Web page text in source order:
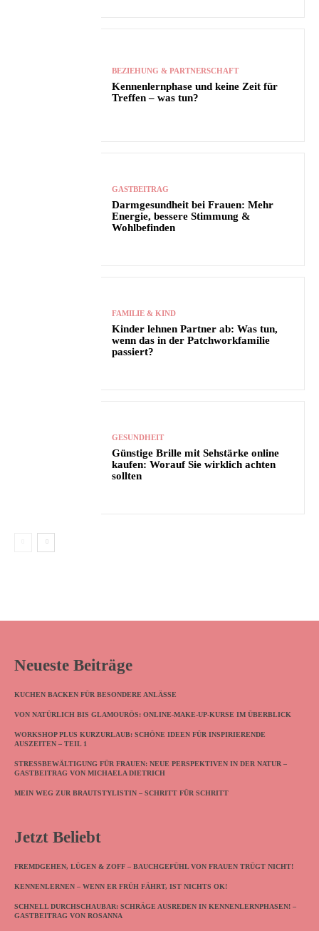
BEZIEHUNG & PARTNERSCHAFT
Kennenlernphase und keine Zeit für
Treffen – was tun?
GASTBEITRAG
Darmgesundheit bei Frauen: Mehr
Energie, bessere Stimmung &
Wohlbefinden
FAMILIE & KIND
Kinder lehnen Partner ab: Was tun,
wenn das in der Patchworkfamilie
passiert?
GESUNDHEIT
Günstige Brille mit Sehstärke online
kaufen: Worauf Sie wirklich achten
sollten
Neueste Beiträge
KUCHEN BACKEN FÜR BESONDERE ANLÄSSE
VON NATÜRLICH BIS GLAMOURÖS: ONLINE-MAKE-UP-KURSE IM ÜBERBLICK
WORKSHOP PLUS KURZURLAUB: SCHÖNE IDEEN FÜR INSPIRIERENDE
AUSZEITEN – TEIL 1
STRESSBEWÄLTIGUNG FÜR FRAUEN: NEUE PERSPEKTIVEN IN DER NATUR –
GASTBEITRAG VON MICHAELA DIETRICH
MEIN WEG ZUR BRAUTSTYLISTIN – SCHRITT FÜR SCHRITT
Jetzt Beliebt
FREMDGEHEN, LÜGEN & ZOFF – BAUCHGEFÜHL VON FRAUEN TRÜGT NICHT!
KENNENLERNEN – WENN ER FRÜH FÄHRT, IST NICHTS OK!
SCHNELL DURCHSCHAUBAR: SCHRÄGE AUSREDEN IN KENNENLERNPHASEN! –
GASTBEITRAG VON ROSANNA